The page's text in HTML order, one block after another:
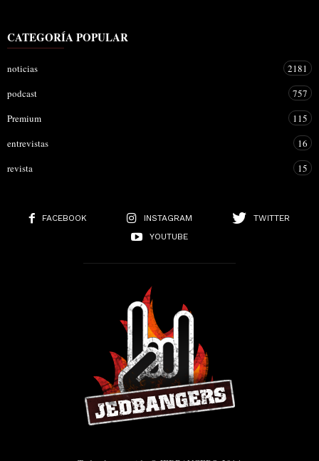
CATEGORÍA POPULAR
noticias
2181
podcast
757
Premium
115
entrevistas
16
revista
15
FACEBOOK INSTAGRAM
TWITTER
YOUTUBE